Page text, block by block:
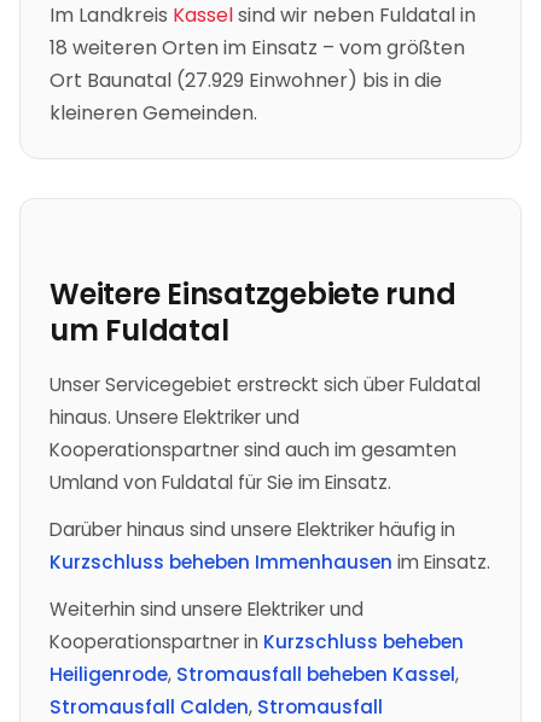
Im Landkreis Kasselsind wir neben Fuldatalin
18 weiteren Orten im Einsatz – vom größten
Ort Baunatal (27.929 Einwohner) bis in die
kleineren Gemeinden.
Weitere Einsatzgebiete rund
um Fuldatal
Unser Servicegebiet erstreckt sich über Fuldatal
hinaus. Unsere Elektriker und
Kooperationspartner sind auch im gesamten
Umland von Fuldatal für Sie im Einsatz.
Darüber hinaus sind unsere Elektriker häufig in
Kurzschluss beheben Immenhausen im Einsatz.
Weiterhin sind unsere Elektriker und
Kooperationspartner in Kurzschluss beheben
Heiligenrode, Stromausfall beheben Kassel,
Stromausfall Calden, Stromausfall